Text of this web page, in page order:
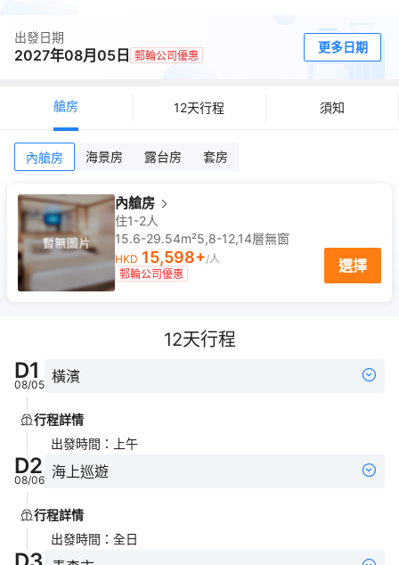
出發日期
2027年08月05日 郵輪公司優惠
更多日期
艙房 12天行程 須知
內艙房 海景房 露台房 套房
內艙房
住1-2人
15.6-29.54m²5,8-12,14層無窗
HKD 15,598+/人
郵輪公司優惠
選擇
12天行程
D1
08/05 橫濱
行程詳情
出發時間 ： 上午
D2
08/06 海上巡遊
行程詳情
出發時間 ： 全日